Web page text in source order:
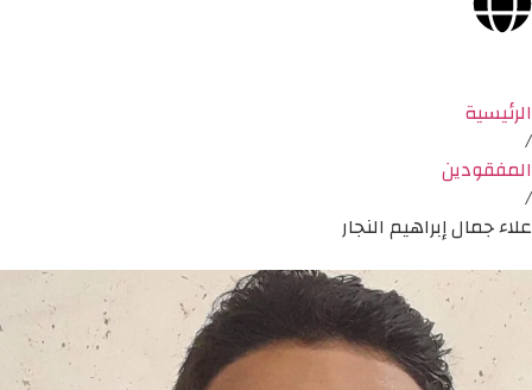
الرئيسية
/
المفقودين
/
علاء جمال إبراهيم النجار